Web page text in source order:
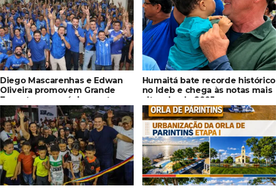
Diego Mascarenhas e Edwan
Oliveira promovem Grande
Encontro com sócios nesta
sexta-feira (07)
Humaitá bate recorde histórico
no Ideb e chega às notas mais
altas desde 2005